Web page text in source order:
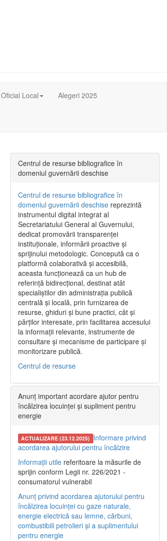
Local Alegeri 2025
Centrul de resurse bibliografice în
domeniul guvernării deschise
Centrul de resurse bibliografice în
domeniul guvernării deschise reprezintă
instrumentul digital integrat al
Secretariatului General al Guvernului,
dedicat promovării transparenței
instituționale, informării proactive și
sprijinului metodologic. Concepută ca o
platformă colaborativă și accesibilă,
aceasta funcționează ca un hub de
referință bidirecțional, destinat atât
specialiștilor din administrația publică
centrală și locală, prin furnizarea de
resurse, ghiduri și bune practici, cât și
părților interesate, prin facilitarea accesului
la informații relevante, instrumente de
consultare și mecanisme de participare și
monitorizare publică.
Centrul de resurse
Anunț important acordare ajutor pentru
încălzirea locuinței și supliment pentru
energie
ACTUALIZARE (23.12.2025) Informare privind
acordarea ajutorului pentru încălzire
Informații utile referitoare la măsurile de
sprijin conform Legii nr. 226/2021 -
consumatorul vulnerabil
Anunț privind acordarea ajutorului pentru
încălzirea locuinței cu gaze naturale,
energie electrică sau lemne, cărbuni,
combustibili petrolieri și a suplimentului
pentru energie